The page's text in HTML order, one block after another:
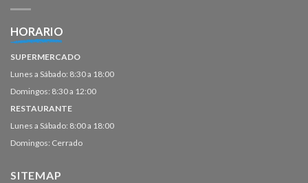
HORARIO
SUPERMERCADO
Lunes a Sábado: 8:30 a 18:00
Domingos: 8:30 a 12:00
RESTAURANTE
Lunes a Sábado: 8:00 a 18:00
Domingos: Cerrado
SITEMAP